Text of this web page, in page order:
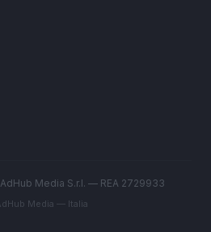
Media S.r.l. — REA 2729933
Media — Italia